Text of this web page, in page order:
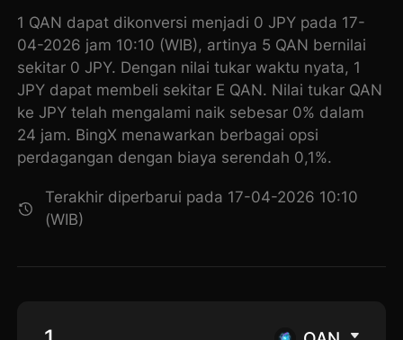
1 QAN dapat dikonversi menjadi 0 JPY pada 17-
04-2026 jam 10:10 (WIB), artinya 5 QAN bernilai
sekitar 0 JPY. Dengan nilai tukar waktu nyata, 1
JPY dapat membeli sekitar E QAN. Nilai tukar QAN
ke JPY telah mengalami naik sebesar 0% dalam
24 jam. BingX menawarkan berbagai opsi
perdagangan dengan biaya serendah 0,1%.
Terakhir diperbarui pada 17-04-2026 10:10
(WIB)